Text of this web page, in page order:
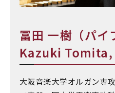
冨田 一樹（パ
Kazuki
大阪音楽大学オルガン専